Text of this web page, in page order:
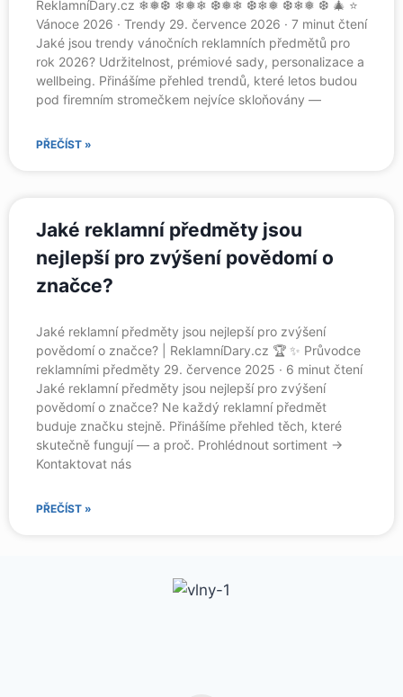
ReklamníDary.cz ❄❅❆ ❄❅❄ ❆❅❄ ❆❄❅ ❆❄❅ ❆ 🎄 ⭐
Vánoce 2026 · Trendy 29. července 2026 · 7 minut čtení
Jaké jsou trendy vánočních reklamních předmětů pro
rok 2026? Udržitelnost, prémiové sady, personalizace a
wellbeing. Přinášíme přehled trendů, které letos budou
pod firemním stromečkem nejvíce skloňovány —
PŘEČÍST »
Jaké reklamní předměty jsou
nejlepší pro zvýšení povědomí o
značce?
Jaké reklamní předměty jsou nejlepší pro zvýšení
povědomí o značce? | ReklamníDary.cz 🏆 ✨ Průvodce
reklamními předměty 29. července 2025 · 6 minut čtení
Jaké reklamní předměty jsou nejlepší pro zvýšení
povědomí o značce? Ne každý reklamní předmět
buduje značku stejně. Přinášíme přehled těch, které
skutečně fungují — a proč. Prohlédnout sortiment →
Kontaktovat nás
PŘEČÍST »